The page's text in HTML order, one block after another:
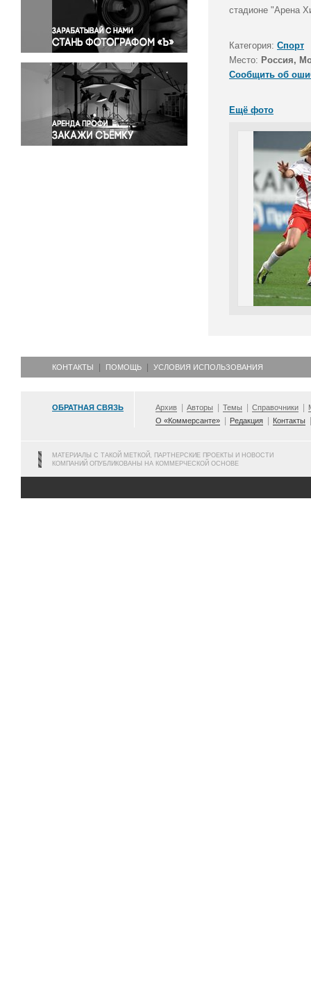
Правосудие
Происшествия и конфликты
Религия
Светская жизнь
Спорт
Экология
Экономика и бизнес
стадионе "Арена
Категория: Спорт
Место: Россия,
Сообщить об
Ещё фото
КОНТАКТЫ ПОМОЩЬ УСЛОВИЯ ИСПОЛЬЗОВАНИЯ
ОБРАТНАЯ СВЯЗЬ Архив Авторы Темы Справочники
О «Коммерсанте»
Редакция Контакты
МАТЕРИАЛЫ С ТАКОЙ МЕТКОЙ, ПАРТНЕРСКИЕ ПРОЕКТЫ И НОВОСТИ
КОМПАНИЙ ОПУБЛИКОВАНЫ НА КОММЕРЧЕСКОЙ ОСНОВЕ